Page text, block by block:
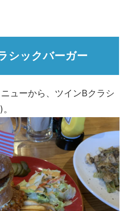
シックバーガー
ューから、ツインBクラシ